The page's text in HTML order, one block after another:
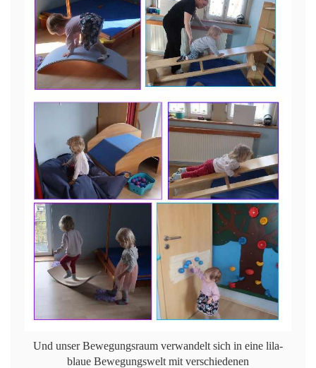
Und unser Bewegungsraum verwandelt sich in eine lila-
blaue Bewegungswelt mit verschiedenen